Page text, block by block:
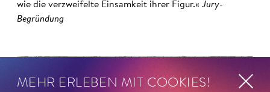
wie die verzweifelte Einsamkeit ihrer Figur.« Jury-
Begründung
MEHR ERLEBEN MIT COOKIES!